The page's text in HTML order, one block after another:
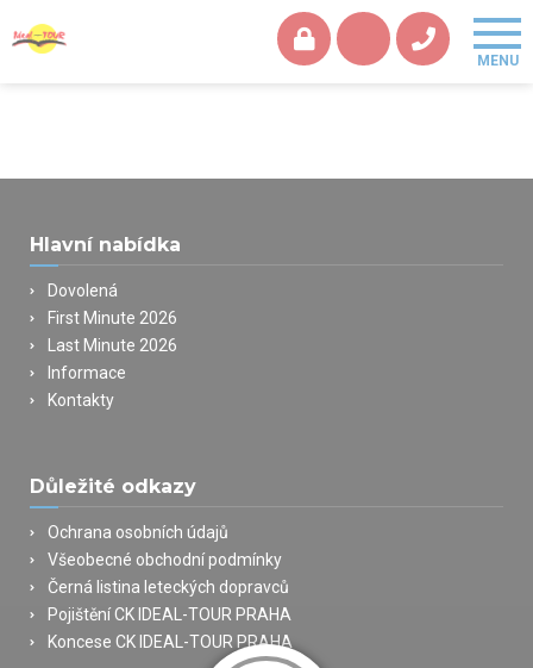
Hlavní nabídka
Dovolená
First Minute 2026
Last Minute 2026
Informace
Kontakty
Důležité odkazy
Ochrana osobních údajů
Všeobecné obchodní podmínky
Černá listina leteckých dopravců
Pojištění CK IDEAL-TOUR PRAHA
Koncese CK IDEAL-TOUR PRAHA